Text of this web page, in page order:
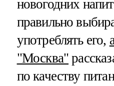
новогодних
правильно
употреблять его,
"Москва"
по качеству